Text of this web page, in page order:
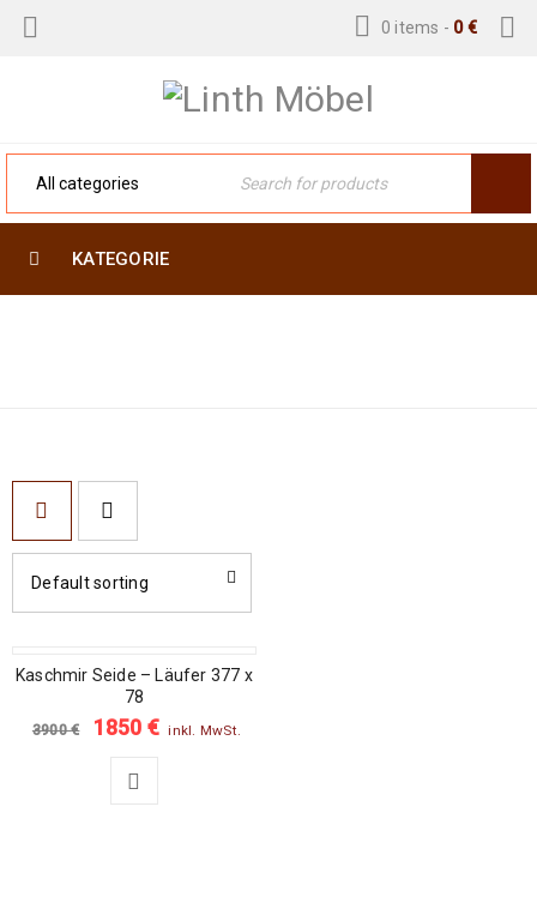
0 items - 0€
KATEGORIE
Default sorting
SALE
Kaschmir Seide – Läufer 377 x
78
3900€ 1850 € inkl. MwSt.